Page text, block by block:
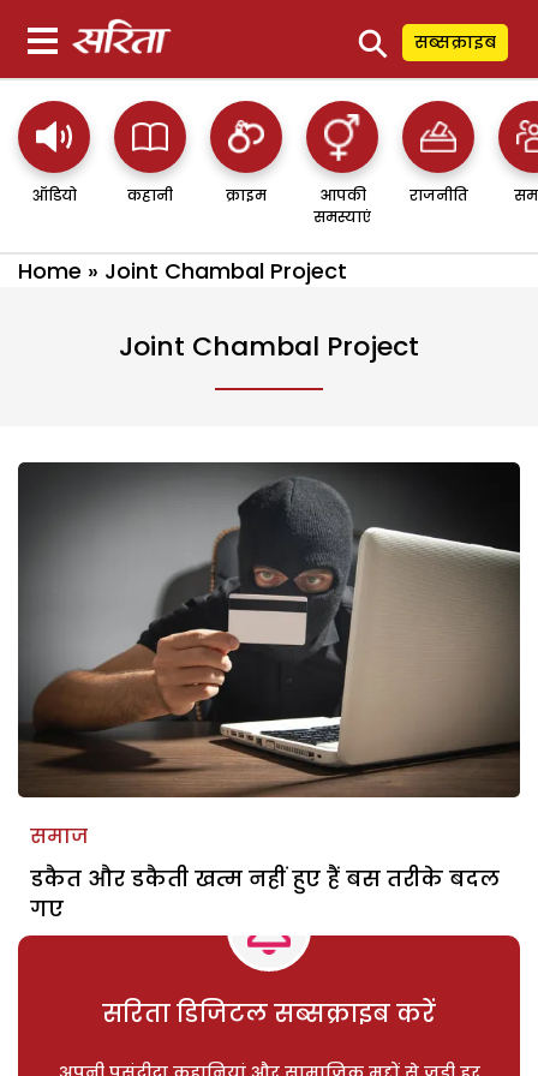
⚲ सब्सक्राइब
ऑडियो कहानी क्राइम
आपकी
समस्याएं
राजनीति
Home » Joint Chambal Project
Joint Chambal Project
समाज
डकैत और डकैती खत्म नहीं हुए हैं बस तरीके बदल
गए
सरिता डिजिटल सब्सक्राइब करें